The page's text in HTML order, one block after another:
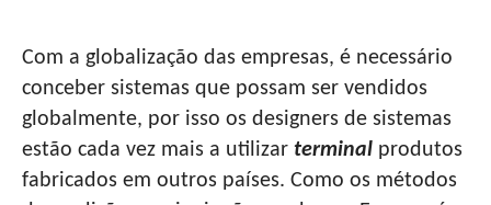
Com a globalização das empresas, é necessário
conceber sistemas que possam ser vendidos
globalmente, por isso os designers de sistemas
estão cada vez mais a utilizar terminal produtos
fabricados em outros países. Como os métodos